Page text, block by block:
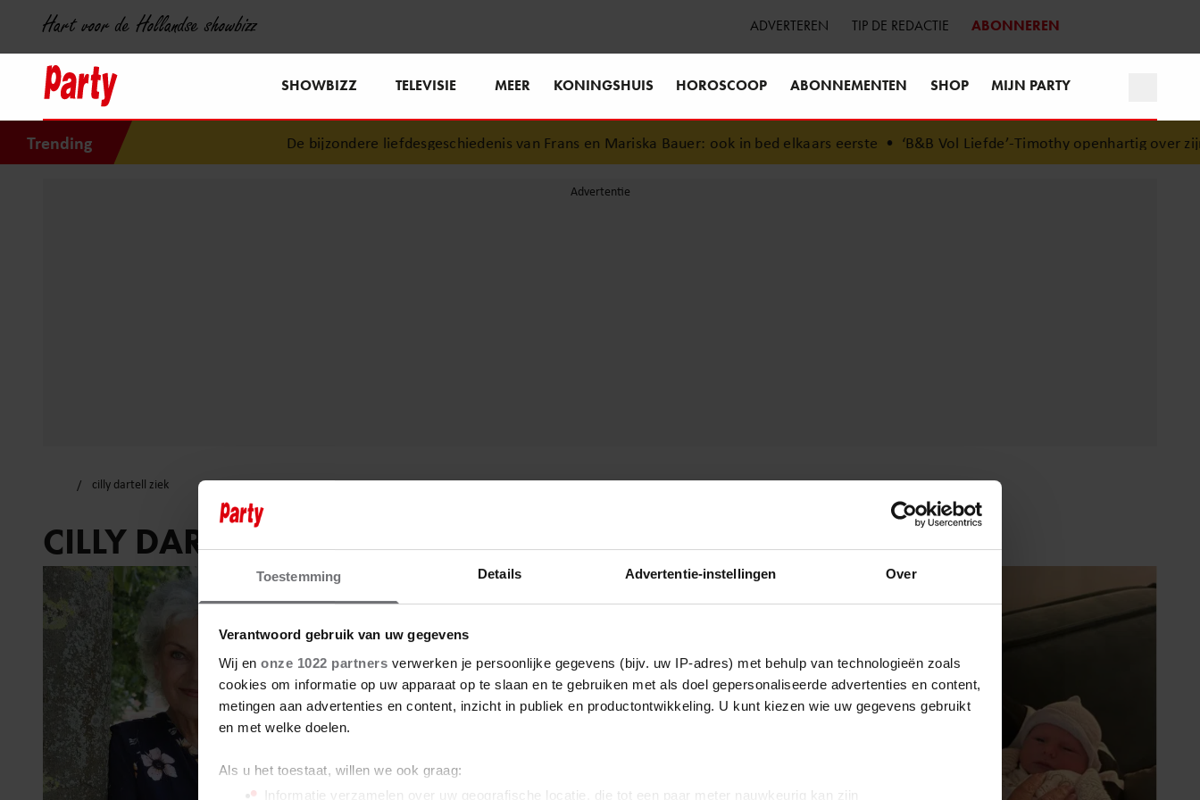
Toestemming Details Advertentie-instellingen Over
Verantwoord gebruik van uw gegevens
Wij en onze 1022 partners verwerken je persoonlijke gegevens (bijv. uw IP-adres) met behulp van technologieën zoals
cookies om informatie op uw apparaat op te slaan en te gebruiken met als doel gepersonaliseerde advertenties en content,
metingen aan advertenties en content, inzicht in publiek en productontwikkeling. U kunt kiezen wie uw gegevens gebruikt
en met welke doelen.
Als u het toestaat, willen we ook graag:
Informatie verzamelen over uw geografische locatie, die tot een paar meter nauwkeurig kan zijn
Hart voor de Hollandse showbizz ADVERTEREN TIP DE REDACTIE ABONNEREN
SHOWBIZZ TELEVISIE MEER KONINGSHUIS HOROSCOOP ABONNEMENTEN SHOP MIJN PARTY
Trending De bijzondere liefdesgeschiedenis van Frans en Mariska Bauer: ook in bed elkaars eerste•‘B&B Vol Liefde’-Timothy openhartig over zijn
cilly dartell ziek
CILLY DARTELL ZIEK